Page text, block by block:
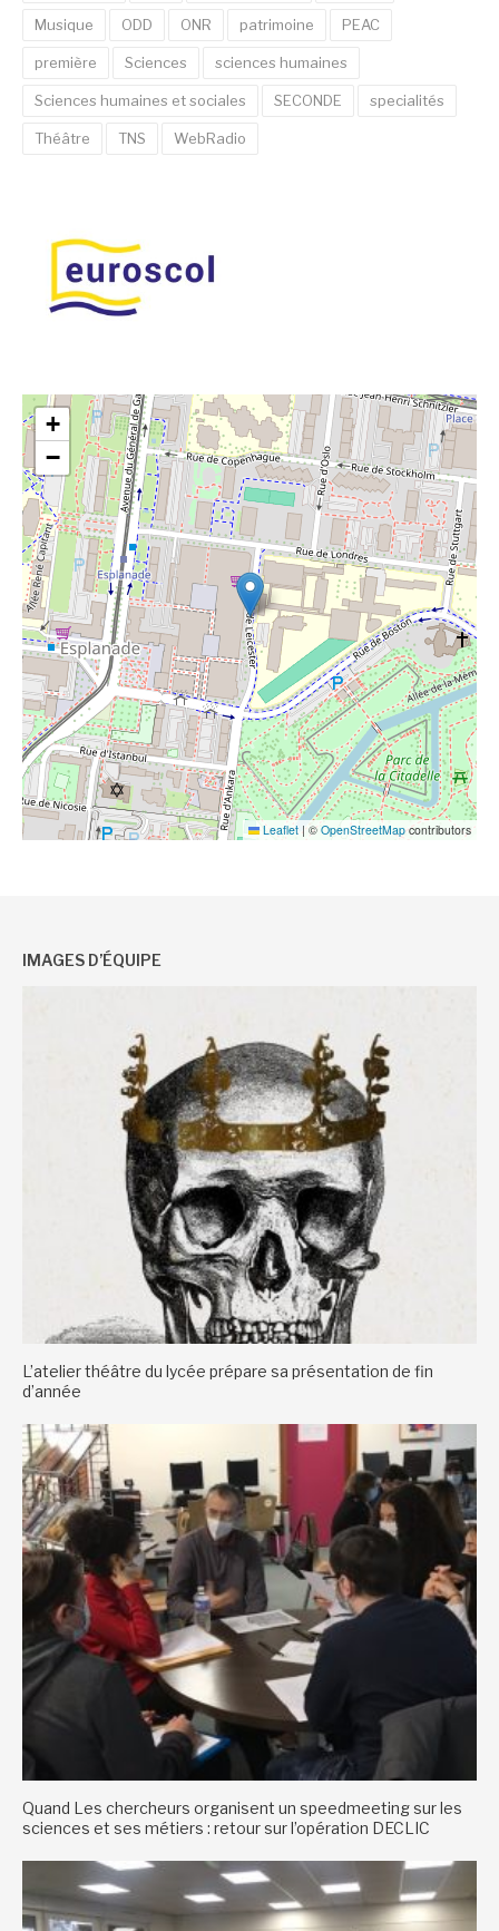
Musique ODD ONR patrimoine PEAC
première Sciences sciences humaines
Sciences humaines et sociales SECONDE specialités
Théâtre TNS WebRadio
+
−
Leaflet | © OpenStreetMapcontributors
IMAGES D’ÉQUIPE
L’atelier théâtre du lycée prépare sa présentation de fin
d’année
Quand Les chercheurs organisent un speedmeeting sur les
sciences et ses métiers : retour sur l’opération DECLIC